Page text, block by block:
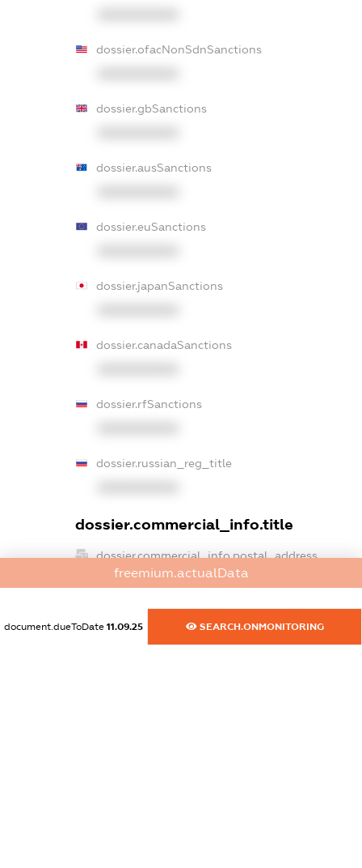
dossier.ofacNonSdnSanctions
dossier.gbSanctions
dossier.ausSanctions
dossier.euSanctions
dossier.japanSanctions
dossier.canadaSanctions
dossier.rfSanctions
dossier.russian_reg_title
dossier.commercial_info.title
dossier.commercial_info.postal_address
XXXXXXXXXX
dossier.commercial_info.phone
XXXXXXXXXX
freemium.actualData
document.dueToDate 11.09.25 SEARCH.ONMONITORING